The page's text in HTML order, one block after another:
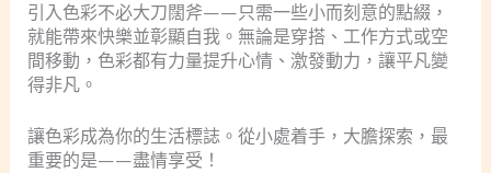
引入色彩不必大刀闊斧——只需一些小而刻意的點綴，
就能帶來快樂並彰顯自我。無論是穿搭、工作方式或空
間移動，色彩都有力量提升心情、激發動力，讓平凡變
得非凡。
讓色彩成為你的生活標誌。從小處着手，大膽探索，最
重要的是——盡情享受！